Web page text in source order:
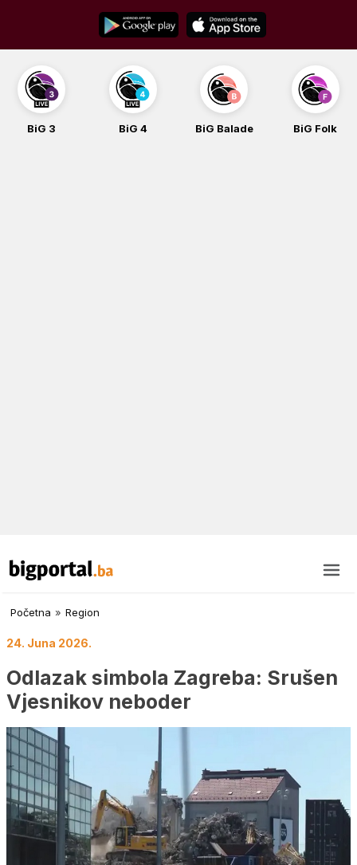
content
BiG 3 BiG 4 BiG Balade BiG Folk
Početna » Region
24. Juna 2026.
Odlazak simbola Zagreba: Srušen
Vjesnikov neboder